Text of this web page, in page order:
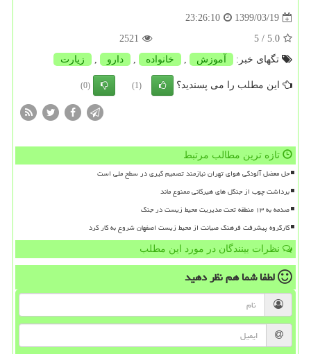
1399/03/19
23:26:10
5.0
/ 5
2521
تگهای خبر:
آموزش , خانواده , دارو , زیارت
این مطلب را می پسندید؟ (1)
(0)
تازه ترین مطالب مرتبط
حل معضل آلودگی هوای تهران نیازمند تصمیم گیری در سطح ملی است
برداشت چوب از جنگل های هیرکانی ممنوع ماند
صدمه به ۱۳ منطقه تحت مدیریت محیط زیست در جنگ
کارگروه پیشرفت فرهنگ صیانت از محیط زیست اصفهان شروع به کار کرد
نظرات بینندگان در مورد این مطلب
لطفا شما همنظر دهید